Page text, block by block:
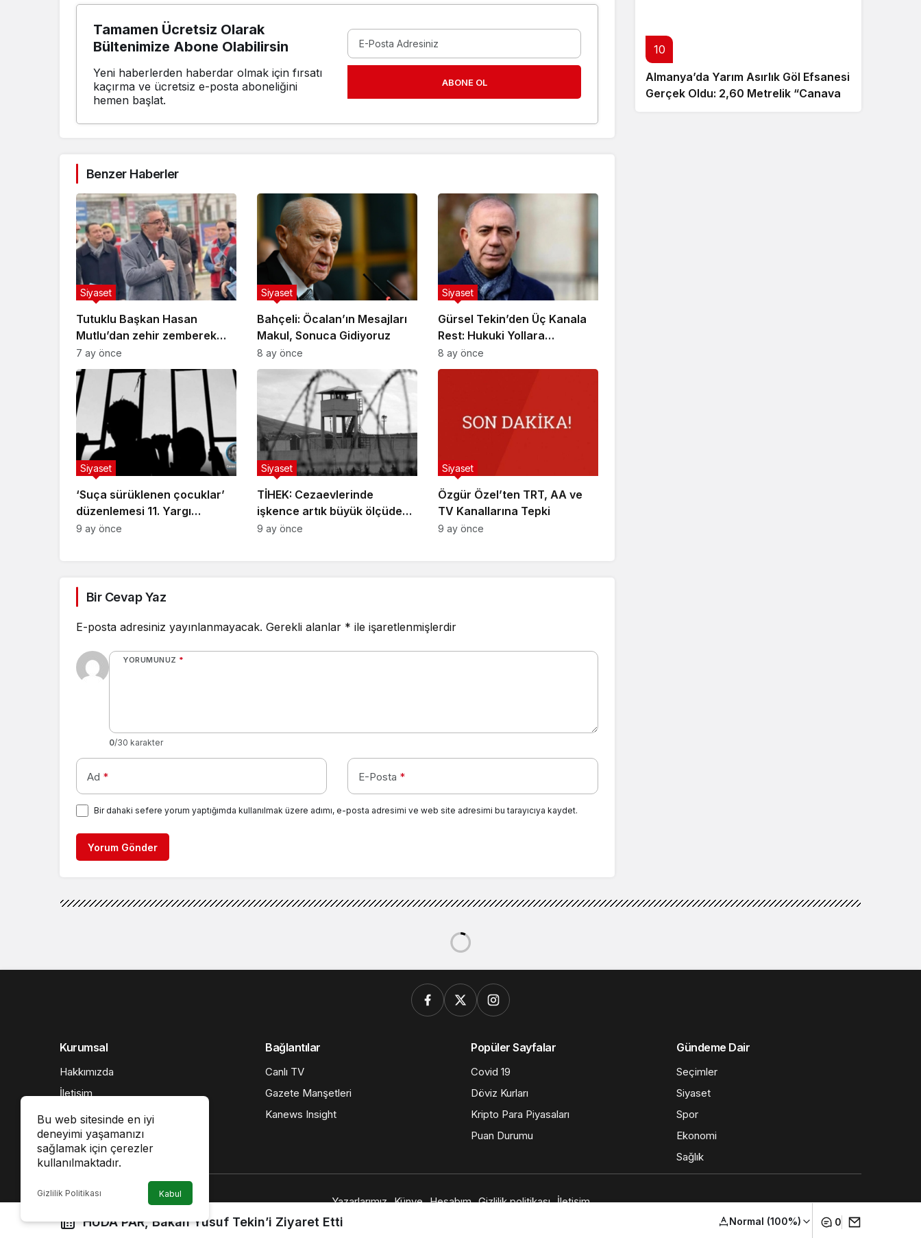
HÜDA PAR, Bakan Yusuf Tekin’i Ziyaret Etti Normal (100%) 0
Tamamen Ücretsiz Olarak
Bültenimize Abone Olabilirsin
Yeni haberlerden haberdar olmak için fırsatı
kaçırma ve ücretsiz e-posta aboneliğini
hemen başlat.
ABONE OL
Benzer Haberler
Tutuklu Başkan Hasan
Mutlu’dan zehir zemberek
sözler: “AKP’ye geçsem
tutuklanmazdım!”
Siyaset
7 ay önce
Bahçeli: Öcalan’ın Mesajları
Makul, Sonuca Gidiyoruz
Siyaset
8 ay önce
Gürsel Tekin’den Üç Kanala
Rest: Hukuki Yollara
Başvuracağım
Siyaset
8 ay önce
‘Suça sürüklenen çocuklar’
düzenlemesi 11. Yargı
Paketi’nden çıkarıldı,
Siyaset
9 ay önce
TİHEK: Cezaevlerinde
işkence artık büyük ölçüde
sona erdi, nadir istisnalar
Siyaset
9 ay önce
Özgür Özel’ten TRT, AA ve
TV Kanallarına Tepki
Siyaset
9 ay önce
Bir Cevap Yaz
E-posta adresiniz yayınlanmayacak. Gerekli alanlar * ile işaretlenmişlerdir
YORUMUNUZ *
0/30 karakter
Ad * E-Posta *
Bir dahaki sefere yorum yaptığımda kullanılmak üzere adımı, e-posta adresimi ve web site adresimi bu tarayıcıya kaydet.
Yorum Gönder
10
Almanya’da Yarım Asırlık Göl Efsanesi
Gerçek Oldu: 2,60 Metrelik “Canavar”
Bu web sitesinde en iyi
deneyimi yaşamanızı
sağlamak için çerezler
kullanılmaktadır.
Gizlilik Politikası Kabul
Kurumsal
Hakkımızda
İletişim
Künye
Gizlilik politikası
Bağlantılar
Canlı TV
Gazete Manşetleri
Kanews Insight
Popüler Sayfalar
Covid 19
Döviz Kurları
Kripto Para Piyasaları
Puan Durumu
Gündeme Dair
Seçimler
Siyaset
Spor
Ekonomi
Sağlık
Yazarlarımız Künye Hesabım Gizlilik politikası İletişim